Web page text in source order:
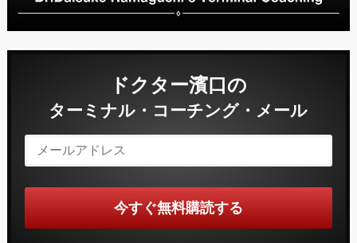
ドクター濱口の
ターミナル・コーチング・メール